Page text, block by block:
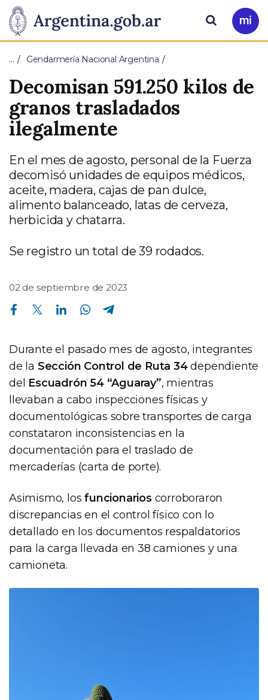
Presidencia
de
la
Nación
Pasar al contenido principal
Ir
a
Buscar
… Gendarmería Nacional Argentina
Decomisan 591.250 kilos de
granos trasladados
ilegalmente
En el mes de agosto, personal de la Fuerza
decomisó unidades de equipos médicos,
aceite, madera, cajas de pan dulce,
alimento balanceado, latas de cerveza,
herbicida y chatarra.
Se registro un total de 39 rodados.
02 de septiembre de 2023
Compartir en Facebook Compartir en Twitter Compartir en Linkedin Compartir en Whatsapp
Durante el pasado mes de agosto, integrantes
de la Sección Control de Ruta 34dependiente
del Escuadrón 54 “Aguaray”, mientras
llevaban a cabo inspecciones físicas y
documentológicas sobre transportes de carga
constataron inconsistencias en la
documentación para el traslado de
mercaderías (carta de porte).
Asimismo, losfuncionarioscorroboraron
discrepancias en el control físico con lo
detallado en los documentos respaldatorios
para la carga llevada en 38 camiones y una
camioneta.